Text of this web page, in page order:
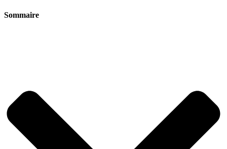
Sommaire